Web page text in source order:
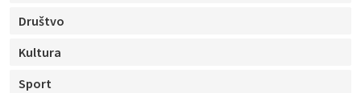
Društvo
Kultura
Sport